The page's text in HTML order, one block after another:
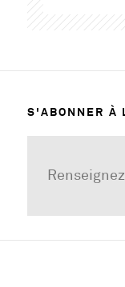
S'ABONNER À